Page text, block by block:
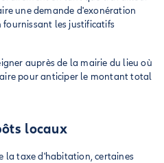
une demande d'exonération
fournissant les justificatifs
auprès de la mairie du lieu où
pour anticiper le montant total
locaux
la taxe d'habitation, certaines